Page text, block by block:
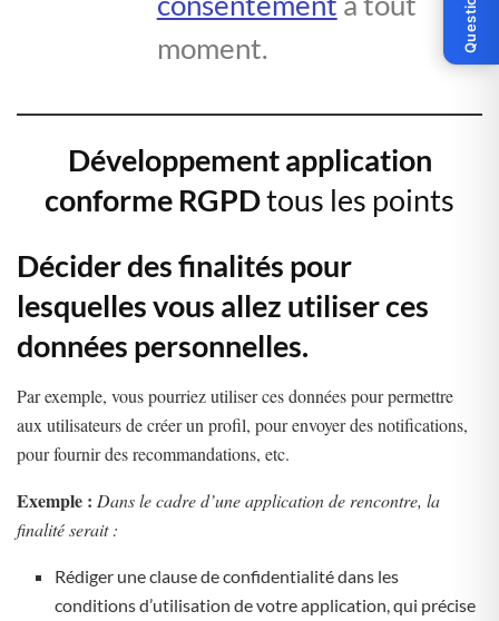
moment.
Développement application
conforme RGPDtous les points
Décider des finalités pour
lesquelles vous allez utiliser ces
données personnelles.
Par exemple, vous pourriez utiliser ces données pour permettre
aux utilisateurs de créer un profil, pour envoyer des notifications,
pour fournir des recommandations, etc.
Exemple : Dans le cadre d’une application de rencontre, la
finalité serait :
Rédiger une clause de confidentialité dans les
conditions d’utilisation de votre application, qui précise